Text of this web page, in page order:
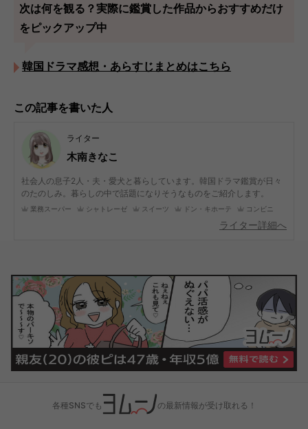
次は何を観る？実際に鑑賞した作品からおすすめだけ
をピックアップ中
韓国ドラマ感想・あらすじまとめはこちら
この記事を書いた人
ライター
木南きなこ
社会人の息子2人・夫・愛犬と暮らしています。韓国ドラマ鑑賞が日々
のたのしみ。暮らしの中で話題になりそうなものをご紹介します。
業務スーパー シャトレーゼ スイーツ ドン・キホーテ コンビニ
ライター詳細へ
各種SNSでも の最新情報が受け取れる！